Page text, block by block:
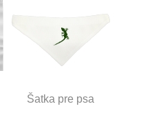
Šatka pre psa